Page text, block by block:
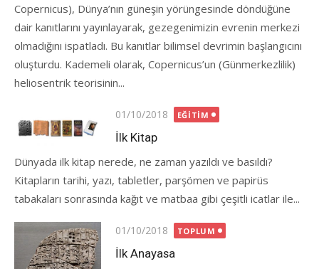
Copernicus), Dünya’nın güneşin yörüngesinde döndüğüne
dair kanıtlarını yayınlayarak, gezegenimizin evrenin merkezi
olmadığını ispatladı. Bu kanıtlar bilimsel devrimin başlangıcını
oluşturdu. Kademeli olarak, Copernicus’un (Günmerkezlilik)
heliosentrik teorisinin...
Posted
on
01/10/2018 EĞITIM
İlk Kitap
Dünyada ilk kitap nerede, ne zaman yazıldı ve basıldı?
Kitapların tarihi, yazı, tabletler, parşömen ve papirüs
tabakaları sonrasında kağıt ve matbaa gibi çeşitli icatlar ile...
Posted
on
01/10/2018 TOPLUM
İlk Anayasa